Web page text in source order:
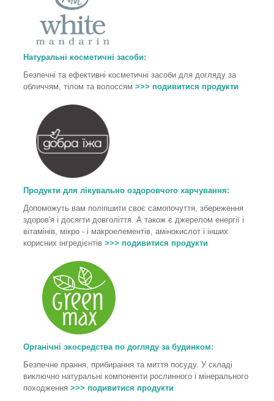
Натуральні косметичні засоби:
Безпечні та ефективні косметичні засоби для догляду за
обличчям, тілом та волоссям >>> подивитися продукти
Продукти для лікувально оздоровчого харчування:
Допоможуть вам поліпшити своє самопочуття, збереження
здоров'я і досягти довголіття. А також є джерелом енергії і
вітамінів, мікро - і макроелементів, амінокислот і інших
корисних інгредієнтів >>> подивитися продукти
Органічні экосредства по догляду за будинком:
Безпечне прання, прибирання та миття посуду. У складі
виключно натуральні компоненти рослинного і мінерального
походження >>> подивитися продукти